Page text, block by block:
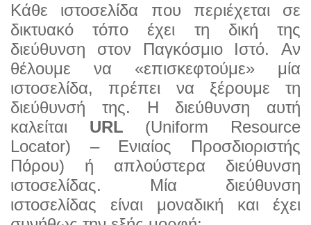
Κάθε ιστοσελίδα που περιέχεται σε
δικτυακό τόπο έχει τη δική της
διεύθυνση στον Παγκόσμιο Ιστό. Aν
θέλουμε να «επισκεφτούμε» μία
ιστοσελίδα, πρέπει να ξέρουμε τη
διεύθυνσή της. Η διεύθυνση αυτή
καλείται URL (Uniform Resource
Locator) – Ενιαίος Προσδιοριστής
Πόρου) ή απλούστερα διεύθυνση
ιστοσελίδας. Μία διεύθυνση
ιστοσελίδας είναι μοναδική και έχει